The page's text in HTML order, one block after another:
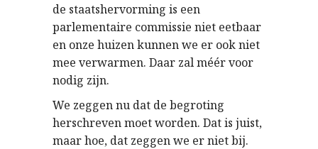
de staatshervorming is een
parlementaire commissie niet eetbaar
en onze huizen kunnen we er ook niet
mee verwarmen. Daar zal méér voor
nodig zijn.
We zeggen nu dat de begroting
herschreven moet worden. Dat is juist,
maar hoe, dat zeggen we er niet bij.